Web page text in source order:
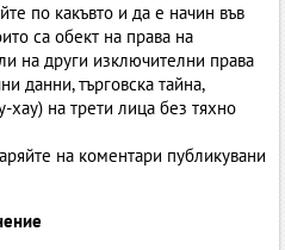
по какъвто и да е начин във
са обект на права на
на други изключителни права
данни, търговска тайна,
на трети лица без тяхно
на коментари публикувани